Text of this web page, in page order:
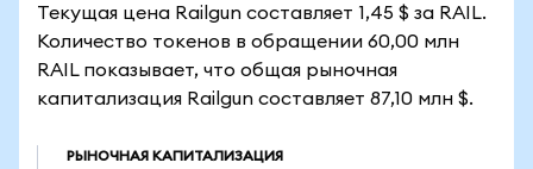
Текущая цена Railgun составляет 1,45 $ за RAIL.
Количество токенов в обращении 60,00 млн
RAIL показывает, что общая рыночная
капитализация Railgun составляет 87,10 млн $.
РЫНОЧНАЯ КАПИТАЛИЗАЦИЯ